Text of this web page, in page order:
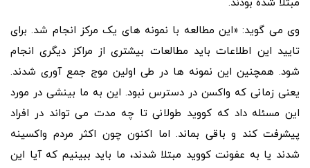
مبتلا شده بودند.
وی می گوید: «این مطالعه با نمونه های یک مرکز انجام شد. برای
تایید این اطلاعات باید مطالعات بیشتری از مراکز دیگری انجام
شود. همچنین این نمونه ها در طی اولین موج جمع آوری شدند.
یعنی زمانی که واکسن در دسترس نبود. این به ما بینشی در مورد
این مسئله داد که کووید طولانی تا چه مدت می تواند در افراد
پیشرفت کند و باقی بماند. اما اکنون چون اکثر مردم واکسینه
شدند یا به عفونت کووید مبتلا شدند، ما باید ببینیم که آیا این